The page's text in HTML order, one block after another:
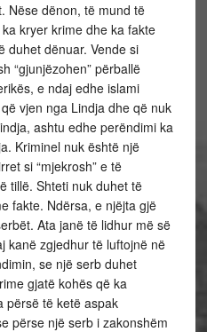
Nëse dënon, të mund të
kryer krime dhe ka fakte
duhet dënuar. Vende si
“gjunjëzohen” përballë
e ndaj edhe islami
vjen nga Lindja dhe që nuk
ashtu edhe perëndimi ka
Kriminel nuk është një
si “mjekrosh” e të
tillë. Shteti nuk duhet të
fakte. Ndërsa, e njëjta gjë
Ata janë të lidhur më së
kanë zgjedhur të luftojnë në
se një serb duhet
gjatë kohës që ka
përsë të ketë aspak
përse një serb i zakonshëm